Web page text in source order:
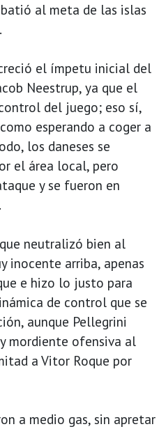
al meta de las islas
el ímpetu inicial del
Neestrup, ya que el
del juego; eso sí,
esperando a coger a
los daneses se
el área local, pero
y se fueron en
neutralizó bien al
inocente arriba, apenas
e hizo lo justo para
de control que se
aunque Pellegrini
mordiente ofensiva al
a Vitor Roque por
a medio gas, sin apretar